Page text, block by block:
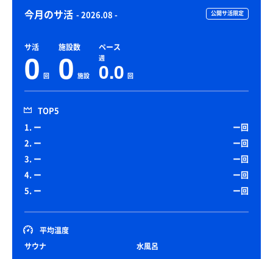
今月のサ活 - 2026.08 - 公開サ活限定
サ活
0 回
施設数
0 施設
ペース
週
0.0 回
TOP5
1. ー
ー回
2. ー
ー回
3. ー
ー回
4. ー
ー回
5. ー
ー回
平均温度
サウナ
水風呂